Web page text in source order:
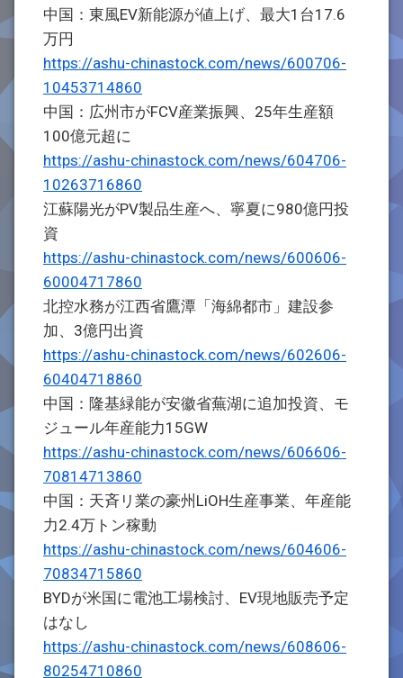
中国：東風EV新能源が値上げ、最大1台17.6
万円
https://ashu-chinastock.com/news/600706-
10453714860
中国：広州市がFCV産業振興、25年生産額
100億元超に
https://ashu-chinastock.com/news/604706-
10263716860
江蘇陽光がPV製品生産へ、寧夏に980億円投
資
https://ashu-chinastock.com/news/600606-
60004717860
北控水務が江西省鷹潭「海綿都市」建設参
加、3億円出資
https://ashu-chinastock.com/news/602606-
60404718860
中国：隆基緑能が安徽省蕪湖に追加投資、モ
ジュール年産能力15GW
https://ashu-chinastock.com/news/606606-
70814713860
中国：天斉リ業の豪州LiOH生産事業、年産能
力2.4万トン稼動
https://ashu-chinastock.com/news/604606-
70834715860
BYDが米国に電池工場検討、EV現地販売予定
はなし
https://ashu-chinastock.com/news/608606-
80254710860